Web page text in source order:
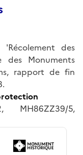
des
des Monuments
rapport de fin
MH86ZZ39/5,